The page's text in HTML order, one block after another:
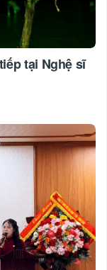
tại Nghệ sĩ